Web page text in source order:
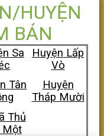
HUYỆN
BÁN
Sa
Huyện Lấp
Vò
Tân
Huyện
Tháp Mười
Thủ
Một